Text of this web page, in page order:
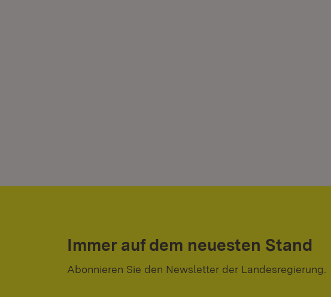
Immer auf dem neuesten Stand
Abonnieren Sie den Newsletter der Landesregierung.